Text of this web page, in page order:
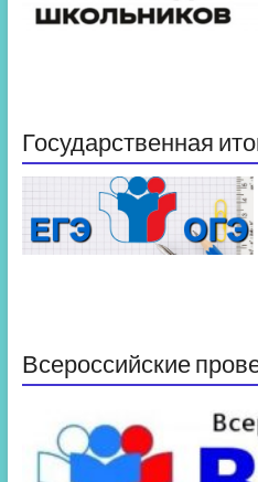
Государственная
Всероссийские